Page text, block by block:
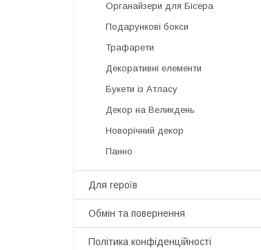
Органайзери для Бісера
Подарункові бокси
Трафарети
Декоративні елементи
Букети із Атласу
Декор на Великдень
Новорічний декор
Панно
Для героїв
Обмін та повернення
Політика конфіденційності